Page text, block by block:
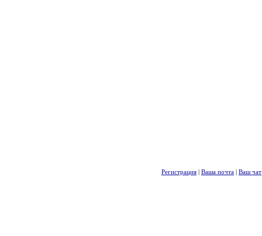
Регистрация | Ваша почта | Ваш чат